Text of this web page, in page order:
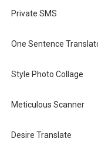
Private SMS
One Sentence
Style Photo Collage
Meticulous Scanner
Desire Translate